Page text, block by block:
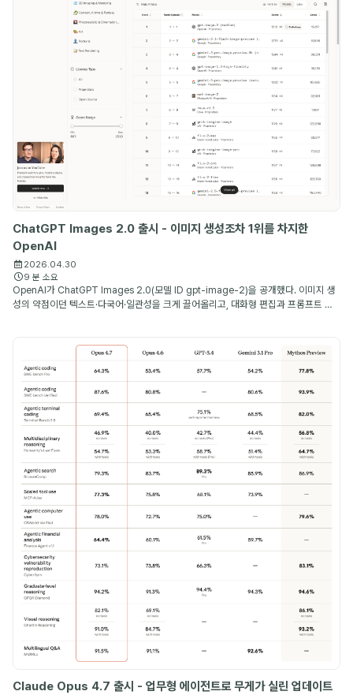
ChatGPT Images 2.0 출시 - 이미지 생성조차 1위를 차지한
OpenAI
2026.04.30
9 분 소요
OpenAI가 ChatGPT Images 2.0(모델 ID gpt-image-2)을 공개했다. 이미지 생
성의 약점이던 텍스트·다국어·일관성을 크게 끌어올리고, 대화형 편집과 프롬프트 재
Claude Opus 4.7 출시 - 업무형 에이전트로 무게가 실린 업데이트